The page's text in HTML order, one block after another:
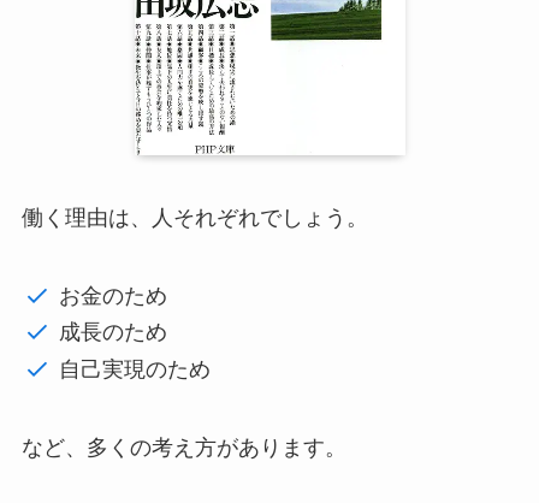
働く理由は、人それぞれでしょう。
お金のため
成長のため
自己実現のため
など、多くの考え方があります。